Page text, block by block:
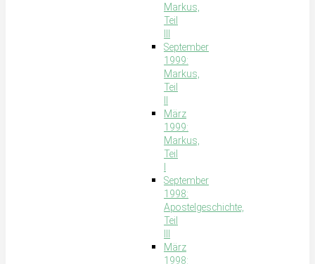
Markus,
Teil
September
1999:
Markus,
Teil
März
1999:
Markus,
Teil
September
1998:
Apostelgeschichte,
Teil
März
1998: